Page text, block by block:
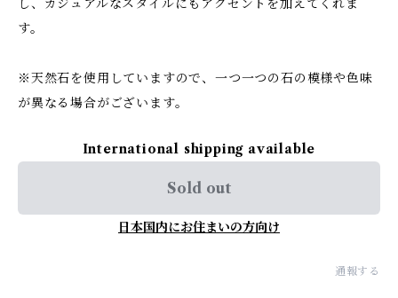
し、カジュアルなスタイルにもアクセントを加えてくれま
す。
※天然石を使用していますので、一つ一つの石の模様や色味
が異なる場合がございます。
International shipping available
Sold out
日本国内にお住まいの方向け
通報する